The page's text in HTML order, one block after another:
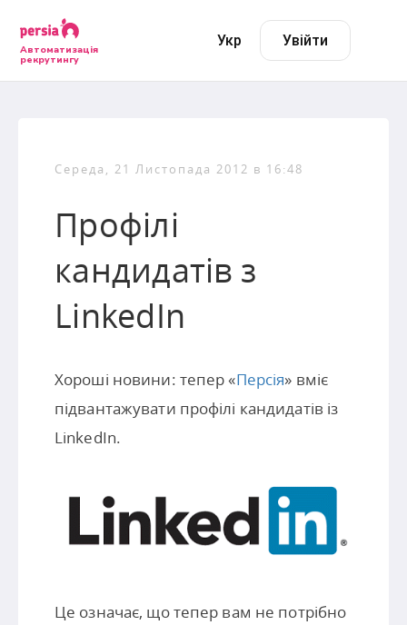
Автоматизація
рекрутингу
Укр Увійти
Середа, 21 Листопада 2012 в 16:48
Профілі
кандидатів з
LinkedIn
Хороші новини: тепер «Персія» вміє
підвантажувати профілі кандидатів із
LinkedIn.
Це означає, що тепер вам не потрібно